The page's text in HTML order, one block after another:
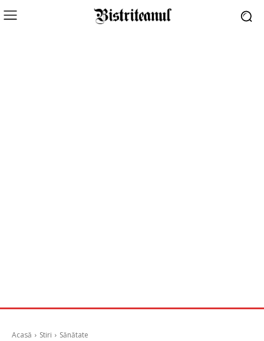
Acasă Stiri Sănătate